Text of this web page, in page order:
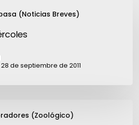
(Noticias Breves)
de septiembre de 2011
(Zoológico)